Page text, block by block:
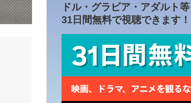
ドル・グラビア・アダルト等
31日間無料で視聴できます！